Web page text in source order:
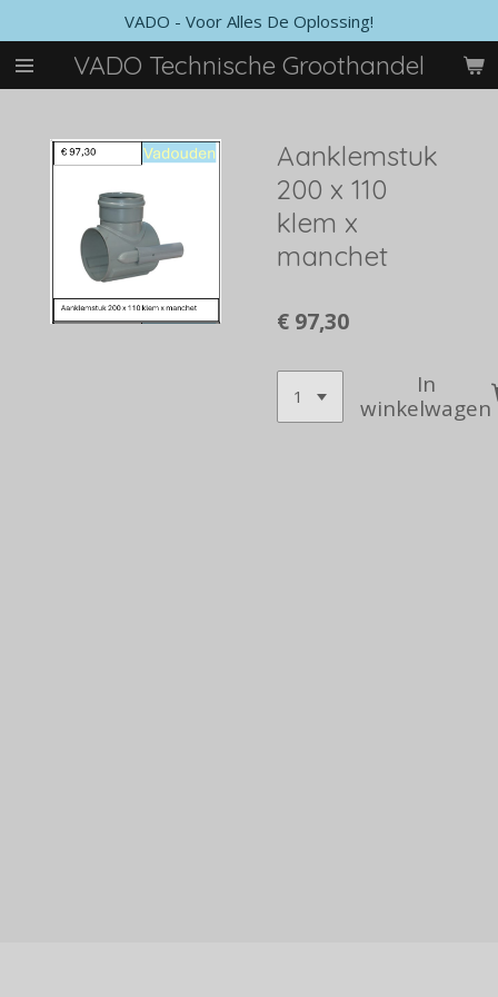
direct
naar
de
VADO Technische Groothandel
VADO - Voor Alles De Oplossing!
Aanklemstuk
200 x 110
klem x
manchet
€ 97,30
In
winkelwagen